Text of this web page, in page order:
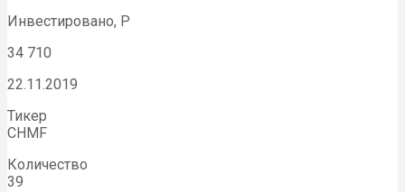
Инвестировано, Р
34 710
22.11.2019
Тикер
CHMF
Количество
39